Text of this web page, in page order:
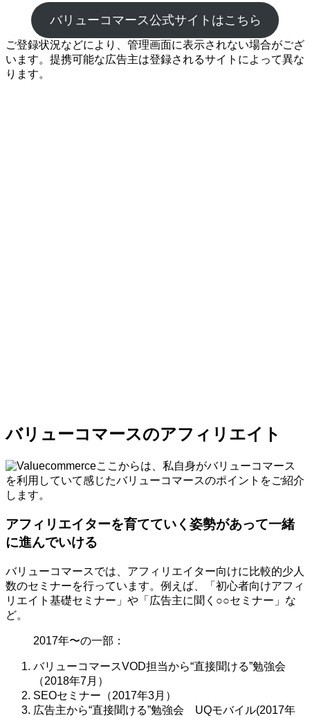
バリューコマース公式サイトはこちら
ご登録状況などにより、管理画面に表示されない場合がござ
います。提携可能な広告主は登録されるサイトによって異な
ります。
バリューコマースのアフィリエイト
ここからは、私自身がバリューコマース
を利用していて感じたバリューコマースのポイントをご紹介
します。
アフィリエイターを育てていく姿勢があって一緒
に進んでいける
バリューコマースでは、アフィリエイター向けに比較的少人
数のセミナーを行っています。例えば、「初心者向けアフィ
リエイト基礎セミナー」や「広告主に聞く○○セミナー」な
ど。
2017年〜の一部：
バリューコマースVOD担当から“直接聞ける”勉強会
（2018年7月）
SEOセミナー（2017年3月）
広告主から“直接聞ける”勉強会 UQモバイル(2017年